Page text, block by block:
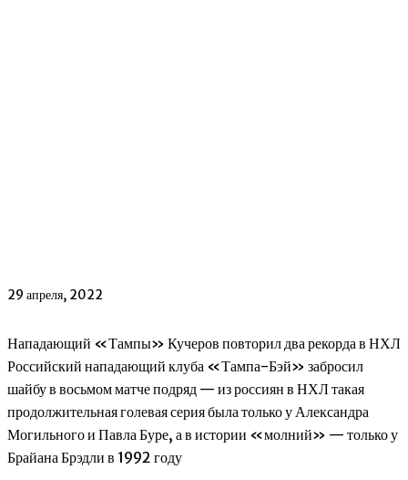
29 апреля, 2022
Нападающий «Тампы» Кучеров повторил два рекорда в НХЛ
Российский нападающий клуба «Тампа-Бэй» забросил
шайбу в восьмом матче подряд — из россиян в НХЛ такая
продолжительная голевая серия была только у Александра
Могильного и Павла Буре, а в истории «молний» — только у
Брайана Брэдли в 1992 году